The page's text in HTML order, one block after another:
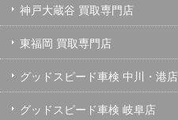
神戸大蔵谷 買取専門店
東福岡 買取専門店
グッドスピード車検 中川・港店
グッドスピード車検 岐阜店